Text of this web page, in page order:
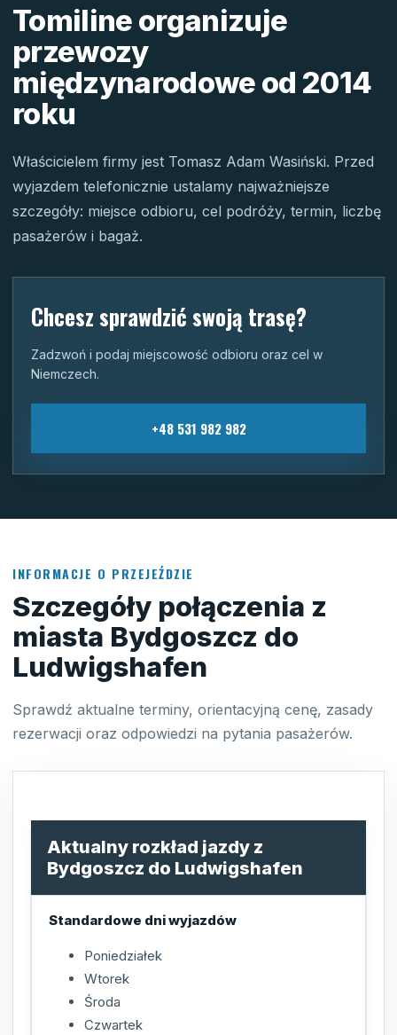
Tomiline organizuje
przewozy
międzynarodowe od 2014
roku
Właścicielem firmy jest Tomasz Adam Wasiński. Przed
wyjazdem telefonicznie ustalamy najważniejsze
szczegóły: miejsce odbioru, cel podróży, termin, liczbę
pasażerów i bagaż.
Chcesz sprawdzić swoją trasę?
Zadzwoń i podaj miejscowość odbioru oraz cel w
Niemczech.
+48 531 982 982
INFORMACJE O PRZEJEŹDZIE
Szczegóły połączenia z
miasta Bydgoszcz do
Ludwigshafen
Sprawdź aktualne terminy, orientacyjną cenę, zasady
rezerwacji oraz odpowiedzi na pytania pasażerów.
Aktualny rozkład jazdy z
Bydgoszcz do Ludwigshafen
Standardowe dni wyjazdów
Poniedziałek
Wtorek
Środa
Czwartek